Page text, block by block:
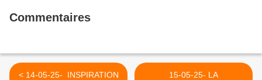
Commentaires
< 14-05-25- INSPIRATION
15-05-25- LA